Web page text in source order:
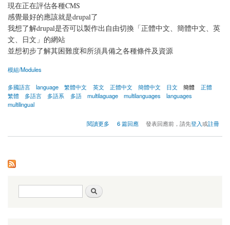
現在正在評估各種CMS
感覺最好的應該就是drupal了
我想了解drupal是否可以製作出自由切換「正體中文、簡體中文、英
文、日文」的網站
並想初步了解其困難度和所須具備之各種條件及資源
模組/Modules
多國語言 language 繁體中文 英文 正體中文 簡體中文 日文 簡體
正體
繁體
多語言 多語系 多語 multilaguage multilanguages
languages
multilingual
閱讀更多
關於製作「正體中文、簡體中文、英文、日文」的多語言網站
6 篇回應 發表回應前，請先登入或註冊
搜尋表單